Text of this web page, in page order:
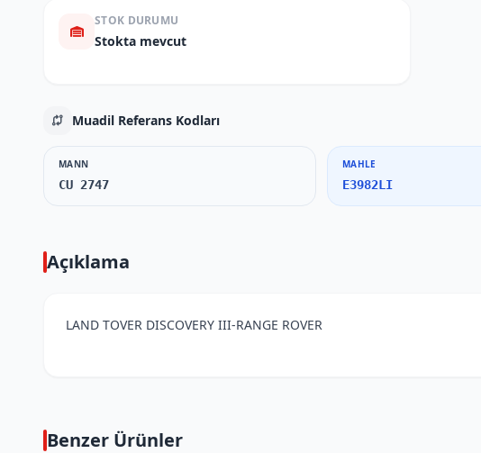
STOK DURUMU
Stokta mevcut
Muadil Referans Kodları
MANN
CU 2747
MAHLE
E3982LI
Açıklama
LAND TOVER DISCOVERY III-RANGE ROVER
Benzer Ürünler